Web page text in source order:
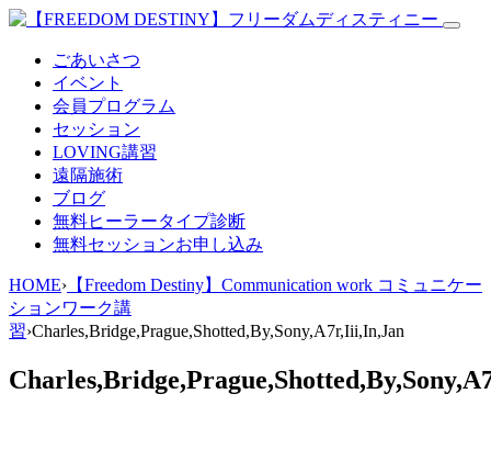
ごあいさつ
イベント
会員プログラム
セッション
LOVING講習
遠隔施術
ブログ
無料ヒーラータイプ診断
無料セッションお申し込み
HOME› 【Freedom Destiny】Communication work コミュニケー
ションワーク講
習›Charles,Bridge,Prague,Shotted,By,Sony,A7r,Iii,In,Jan